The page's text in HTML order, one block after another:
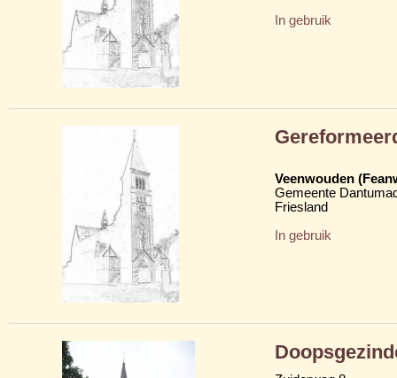
In gebruik
Veenwouden
Gemeente
Friesland
In gebruik